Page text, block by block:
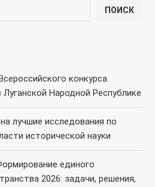
ПОИСК
конкурса
Луганской Народной Республике
лучшие исследования по
исторической науки
единого
2026: задачи, решения,